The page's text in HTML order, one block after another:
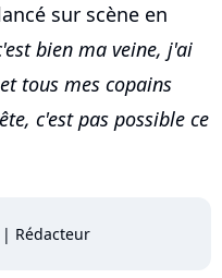
sur scène en
bien ma veine, j'ai
tous mes copains
c'est pas possible ce
| Rédacteur